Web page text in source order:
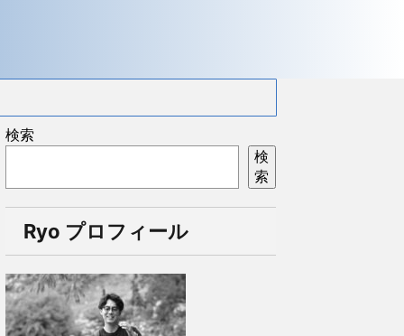
検索
検
索
Ryo プロフィール